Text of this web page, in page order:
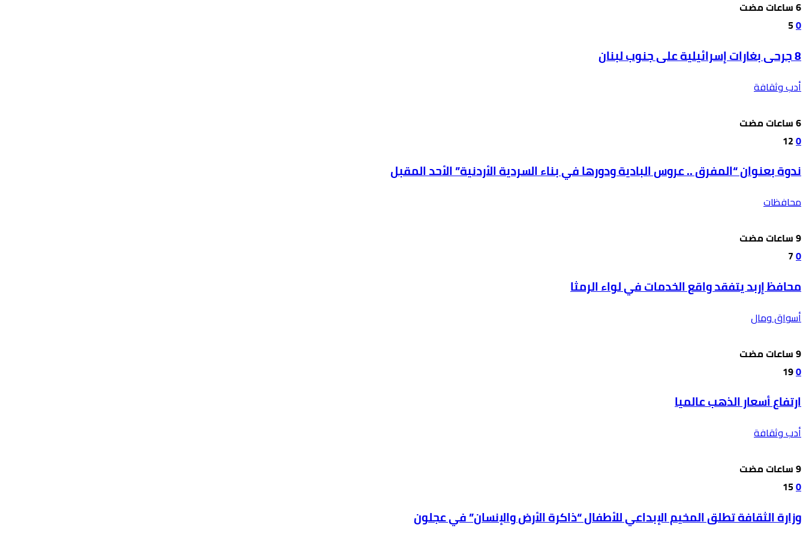
0
5
8 جرحى بغارات إسرائيلية على جنوب لبنان
أدب وثقافة
0
12
ندوة بعنوان “المفرق .. عروس البادية ودورها في بناء السردية الأردنية” الأحد المقبل
محافظات
0
7
محافظ إربد يتفقد واقع الخدمات في لواء الرمثا
أسواق ومال
0
19
ارتفاع أسعار الذهب عالميا
أدب وثقافة
0
15
وزارة الثقافة تطلق المخيم الإبداعي للأطفال “ذاكرة الأرض والإنسان” في عجلون